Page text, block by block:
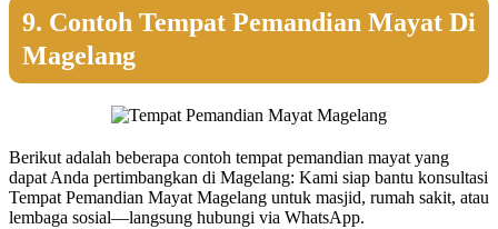
9. Contoh Tempat Pemandian Mayat Di
Magelang
Berikut adalah beberapa contoh tempat pemandian mayat yang
dapat Anda pertimbangkan di Magelang: Kami siap bantu konsultasi
Tempat Pemandian Mayat Magelang untuk masjid, rumah sakit, atau
lembaga sosial—langsung hubungi via WhatsApp.